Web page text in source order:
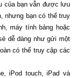
của bạn vẫn được lưu
nhưng bạn có thể truy
máy tính bảng hoặc
dễ dàng như gửi một
có thể truy cập các
iPod touch, iPad và